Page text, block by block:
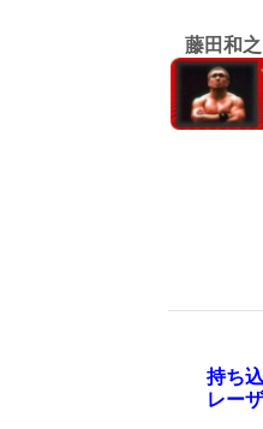
藤田和
持ち込
レーザ